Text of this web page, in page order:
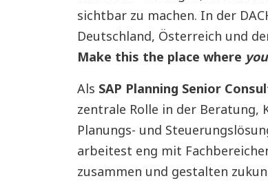
sichtbar zu machen. In der
Deutschland, Österreich und
Make this the place where you
Als SAP Planning Senior
zentrale Rolle in der Beratung,
Planungs- und
arbeitest eng mit
zusammen und gestalten